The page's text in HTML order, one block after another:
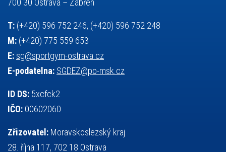
T: (+420) 596 752 246, (+420) 596 752 248
M: (+420) 775 559 653
E: sg@sportgym-ostrava.cz
E-podatelna: SGDEZ@po-msk.cz
ID DS: 5xcfck2
IČO: 00602060
Zřizovatel: Moravskoslezský kraj
28. října 117, 702 18 Ostrava